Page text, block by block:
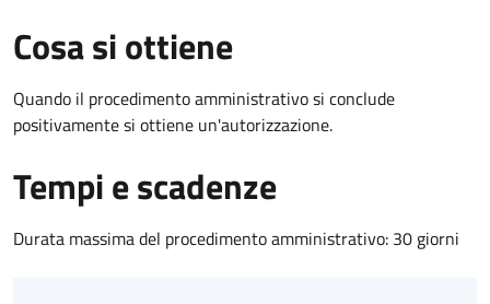
Cosa si ottiene
Quando il procedimento amministrativo si conclude
positivamente si ottiene un'autorizzazione.
Tempi e scadenze
Durata massima del procedimento amministrativo: 30 giorni